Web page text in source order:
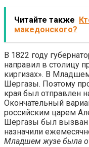
Читайте также
македонского?
В 1822 году
направил в столицу
киргизах». В
Шергазы. Поэтому
края был отправлен
Окончательный
российским царем
Шергазы был вызван
назначили
Младшем жузе была